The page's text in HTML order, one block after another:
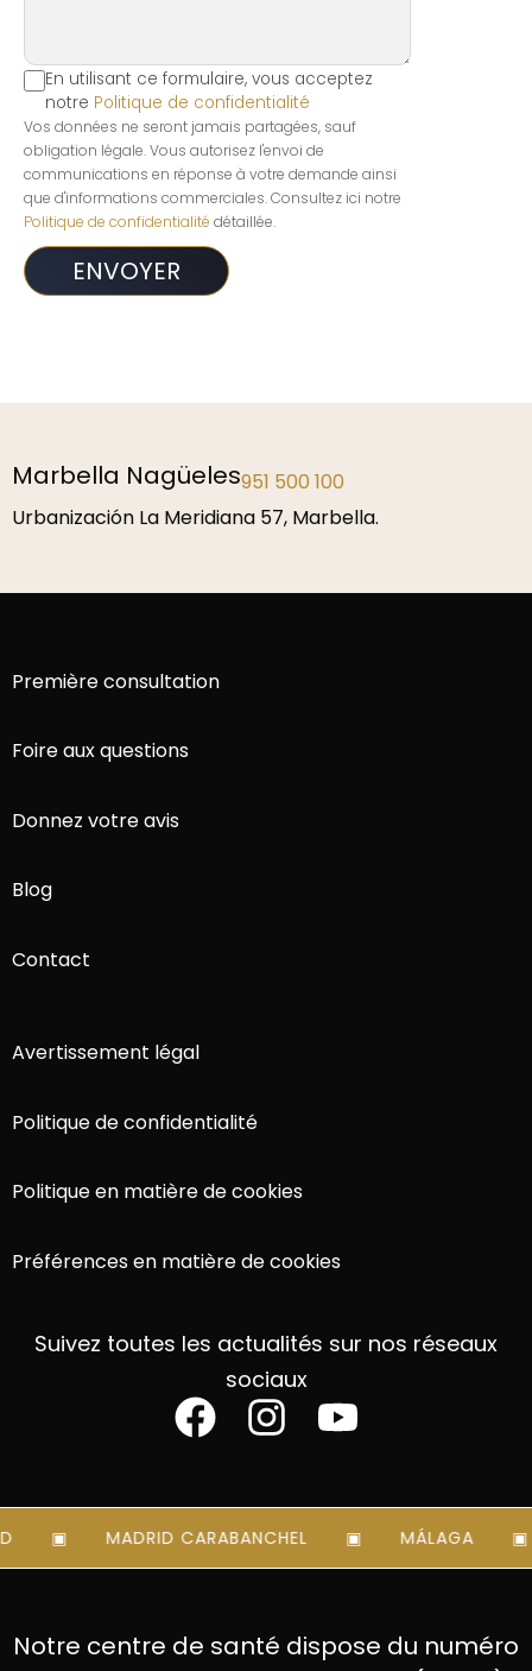
En utilisant ce formulaire, vous acceptez
notre Politique de confidentialité
Vos données ne seront jamais partagées, sauf
obligation légale. Vous autorisez l'envoi de
communications en réponse à votre demande ainsi
que d'informations commerciales. Consultez ici notre
Politique de confidentialité détaillée.
Marbella Nagüeles951 500 100
Urbanización La Meridiana 57, Marbella.
Première consultation
Foire aux questions
Donnez votre avis
Blog
Contact
Avertissement légal
Politique de confidentialité
Politique en matière de cookies
Préférences en matière de cookies
Suivez toutes les actualités sur nos réseaux
sociaux
MADRID CARABANCHEL MÁLAGA
Notre centre de santé dispose du numéro